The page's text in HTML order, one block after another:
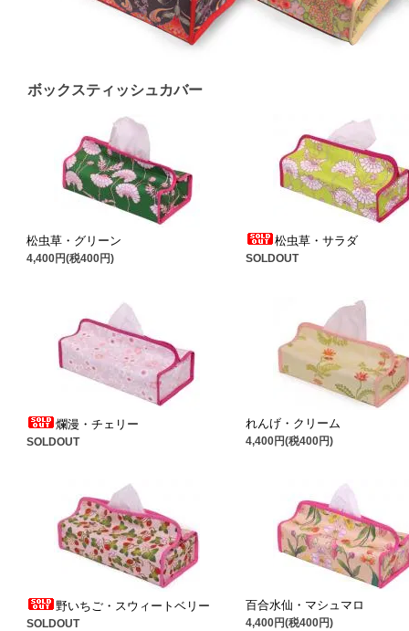
ボックスティッシュカバー
松虫草・グリーン
4,400円(税400円)
松虫草・サラダ
SOLDOUT
爛漫・チェリー
SOLDOUT
れんげ・クリーム
4,400円(税400円)
野いちご・スウィートベリー
SOLDOUT
百合水仙・マシュマロ
4,400円(税400円)